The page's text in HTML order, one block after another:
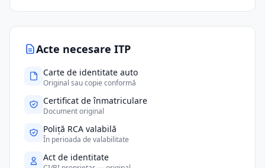
Acte necesare ITP
Carte de identitate auto
Original sau copie conformă
Certificat de înmatriculare
Document original
Poliță RCA valabilă
În perioada de valabilitate
Act de identitate